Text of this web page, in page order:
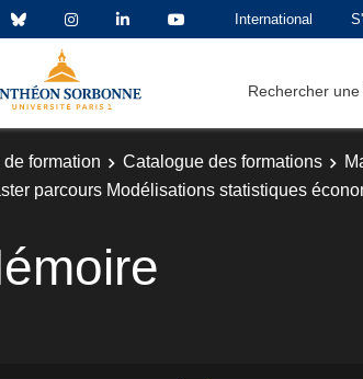
International
Rechercher
de formation Catalogue des formations
parcours Modélisations statistiques